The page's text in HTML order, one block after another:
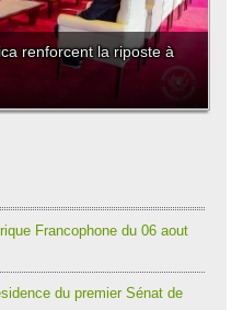
renforcent la riposte à
Francophone du 06 aout
du premier Sénat de